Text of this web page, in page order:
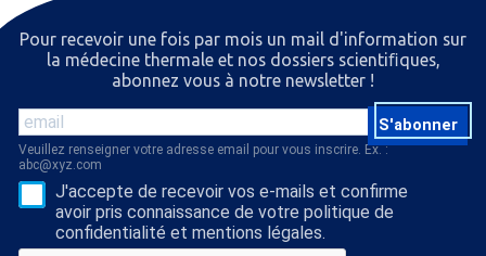
Pour recevoir une fois par mois un mail d'information sur
la médecine thermale et nos dossiers scientiﬁques,
abonnez vous à notre newsletter !
S'abonner
Veuillez renseigner votre adresse email pour vous inscrire. Ex. :
abc@xyz.com
J'accepte de recevoir vos e-mails et confirme
avoir pris connaissance de votre politique de
confidentialité et mentions légales.